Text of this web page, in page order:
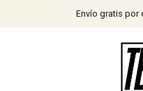
Envío gratis por